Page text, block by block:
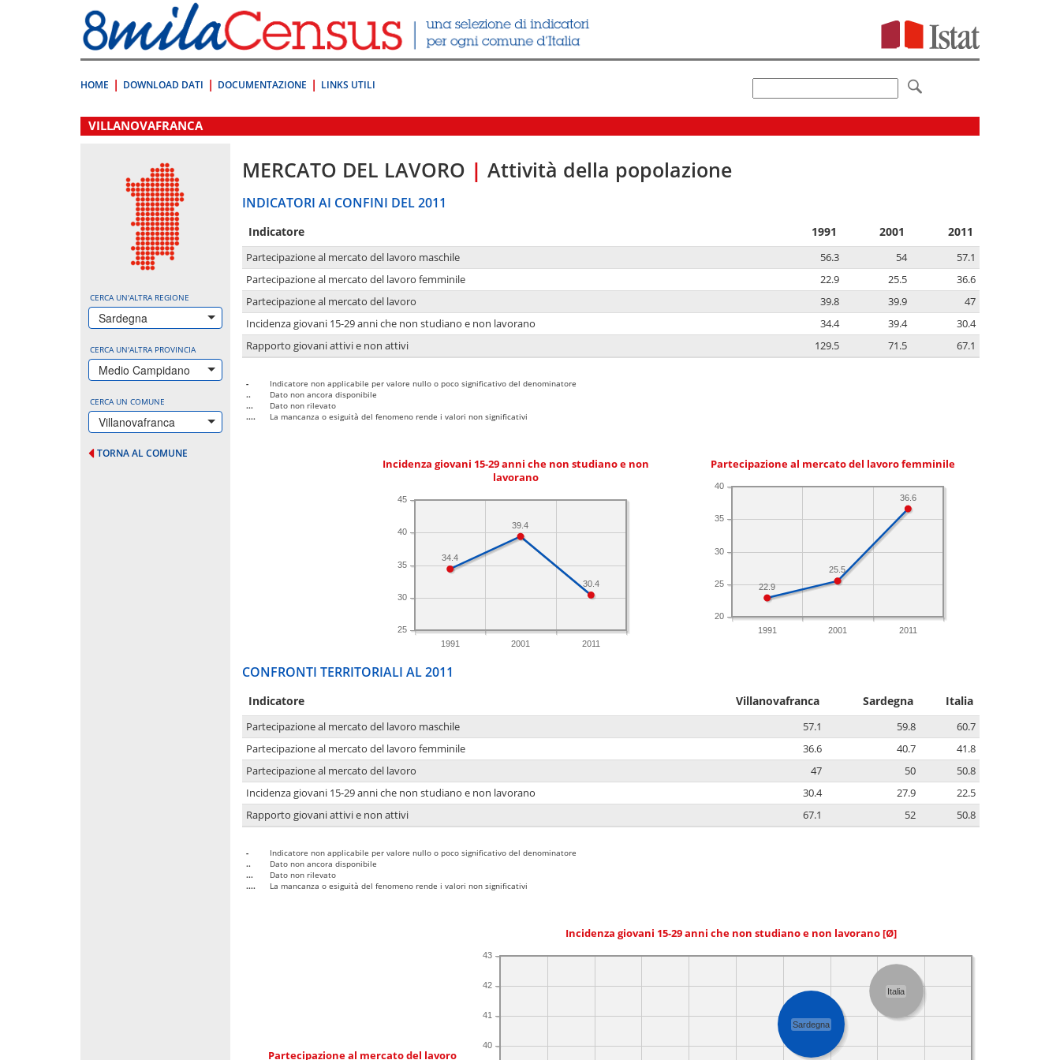
direttamente
a:
Contenuto
HOME DOWNLOAD DATI DOCUMENTAZIONE LINKS UTILI
.
VILLANOVAFRANCA
CERCA UN'ALTRA REGIONE
Sardegna
CERCA UN'ALTRA PROVINCIA
Medio Campidano
CERCA UN COMUNE
Villanovafranca
TORNA AL COMUNE
MERCATO DEL LAVORO | Attività della popolazione
INDICATORI AI CONFINI DEL 2011
Indicatore 1991 2001 2011
Partecipazione al mercato del lavoro maschile 56.3 54
57.1
Partecipazione al mercato del lavoro femminile
22.9 25.5
36.6
Partecipazione al mercato del lavoro
39.8 39.9
47
Incidenza giovani 15-29 anni che non studiano e non lavorano
34.4 39.4
30.4
Rapporto giovani attivi e non attivi
129.5 71.5 67.1
-
Indicatore non applicabile per valore nullo o poco significativo del denominatore
..
Dato non ancora disponibile
...
Dato non rilevato
....
La mancanza o esiguità del fenomeno rende i valori non significativi
Incidenza giovani 15-29 anni che non studiano e non
lavorano
1991 2001 2011
25
30
35
40
45
30.4
39.4
34.4
Partecipazione al mercato del lavoro femminile
1991 2001 2011
20
25
30
35
40
36.6
25.5
22.9
CONFRONTI TERRITORIALI AL 2011
Indicatore Villanovafranca Sardegna Italia
Partecipazione al mercato del lavoro maschile 57.1 59.8
60.7
Partecipazione al mercato del lavoro femminile
36.6 40.7
41.8
Partecipazione al mercato del lavoro
47 50
50.8
Incidenza giovani 15-29 anni che non studiano e non lavorano
30.4 27.9
22.5
Rapporto giovani attivi e non attivi
67.1 52 50.8
-
Indicatore non applicabile per valore nullo o poco significativo del denominatore
..
Dato non ancora disponibile
...
Dato non rilevato
....
La mancanza o esiguità del fenomeno rende i valori non significativi
Incidenza giovani 15-29 anni che non studiano e non lavorano [Ø]
Partecipazione al mercato del lavoro
40
41
42
43
Sardegna
Italia